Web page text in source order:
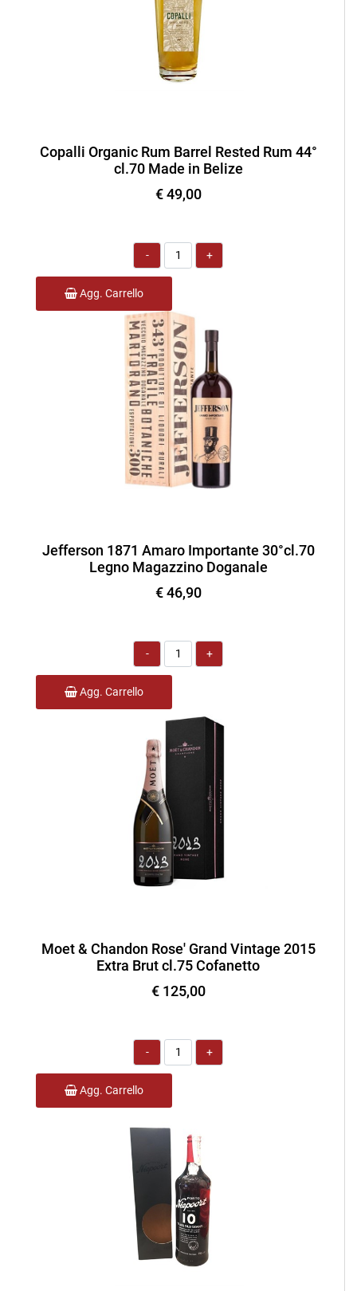
Copalli Organic Rum Barrel Rested Rum 44°
cl.70 Made in Belize
€ 49,00
Quantità
Agg. Carrello
Jefferson 1871 Amaro Importante 30°cl.70
Legno Magazzino Doganale
€ 46,90
Quantità
Agg. Carrello
Moet & Chandon Rose' Grand Vintage 2015
Extra Brut cl.75 Cofanetto
€ 125,00
Quantità
Agg. Carrello